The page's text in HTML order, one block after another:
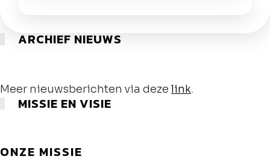
ARCHIEF NIEUWS
Meer nieuwsberichten via deze link.
MISSIE EN VISIE
ONZE MISSIE